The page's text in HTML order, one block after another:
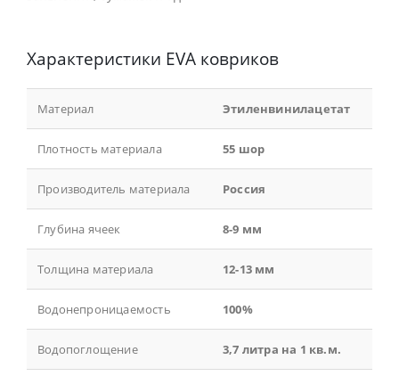
Характеристики EVA ковриков
Материал Этиленвинилацетат
Плотность материала 55 шор
Производитель материала Россия
Глубина ячеек 8-9 мм
Толщина материала 12-13 мм
Водонепроницаемость 100%
Водопоглощение 3,7 литра на 1 кв.м.